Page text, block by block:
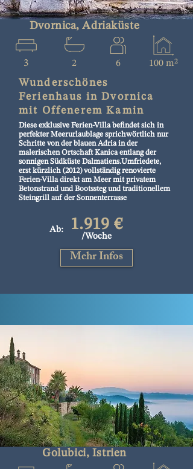
Dvornica, Adriaküste
3 2 6 100 m²
Wunderschönes
Ferienhaus in Dvornica
mit Offenerem Kamin
Diese exklusive Ferien-Villa befindet sich in
perfekter Meerurlaublage sprichwörtlich nur
Schritte von der blauen Adria in der
malerischen Ortschaft Kanica entlang der
sonnigen Südküste Dalmatiens.Umfriedete,
erst kürzlich (2012) vollständig renovierte
Ferien-Villa direkt am Meer mit privatem
Betonstrand und Bootssteg und traditionellem
Steingrill auf der Sonnenterrasse
Ab: 1.919 €
/Woche
Mehr Infos
Golubici, Istrien